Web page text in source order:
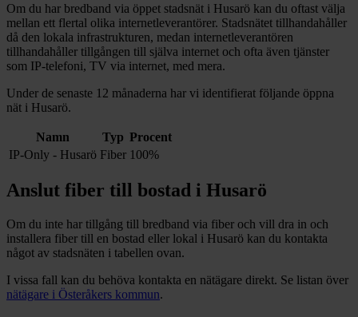
Om du har bredband via öppet stadsnät i Husarö kan du oftast välja
mellan ett flertal olika internetleverantörer. Stadsnätet tillhandahåller
då den lokala infrastrukturen, medan internetleverantören
tillhandahåller tillgången till själva internet och ofta även tjänster
som IP-telefoni, TV via internet, med mera.
Under de senaste 12 månaderna har vi identifierat följande öppna
nät i Husarö.
Namn Typ Procent
IP-Only - Husarö Fiber 100%
Anslut fiber till bostad i Husarö
Om du inte har tillgång till bredband via fiber och vill dra in och
installera fiber till en bostad eller lokal i Husarö kan du kontakta
något av stadsnäten i tabellen ovan.
I vissa fall kan du behöva kontakta en nätägare direkt. Se listan över
nätägare i Österåkers kommun.